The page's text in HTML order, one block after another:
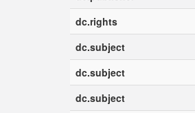
dc.rights
dc.subject
dc.subject
dc.subject